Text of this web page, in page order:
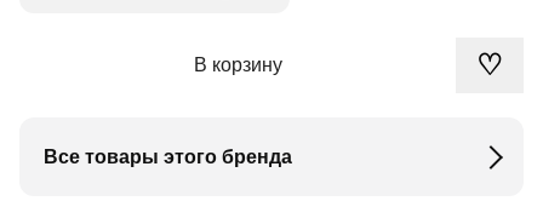
В корзину ♡
Все товары этого бренда